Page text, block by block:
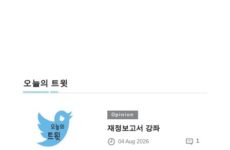
오늘의 트윗
Opinion
재정보고서 강좌
04 Aug 2026 1